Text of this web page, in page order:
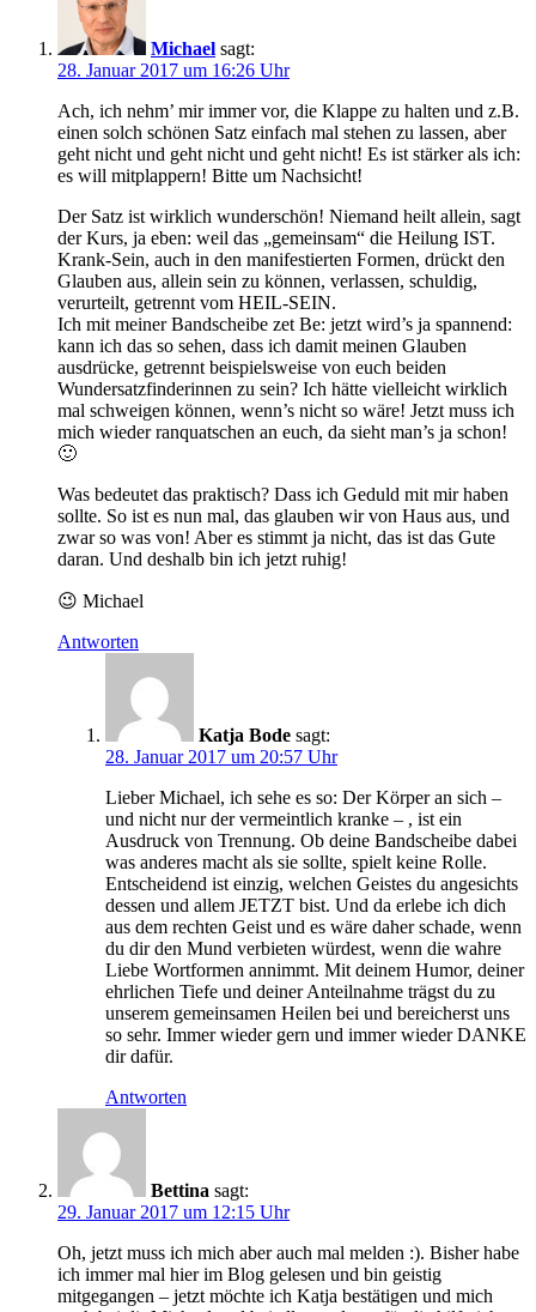
Michael sagt:
28. Januar 2017 um 16:26 Uhr
Ach, ich nehm’ mir immer vor, die Klappe zu halten und z.B.
einen solch schönen Satz einfach mal stehen zu lassen, aber
geht nicht und geht nicht und geht nicht! Es ist stärker als ich:
es will mitplappern! Bitte um Nachsicht!
Der Satz ist wirklich wunderschön! Niemand heilt allein, sagt
der Kurs, ja eben: weil das „gemeinsam“ die Heilung IST.
Krank-Sein, auch in den manifestierten Formen, drückt den
Glauben aus, allein sein zu können, verlassen, schuldig,
verurteilt, getrennt vom HEIL-SEIN.
Ich mit meiner Bandscheibe zet Be: jetzt wird’s ja spannend:
kann ich das so sehen, dass ich damit meinen Glauben
ausdrücke, getrennt beispielsweise von euch beiden
Wundersatzfinderinnen zu sein? Ich hätte vielleicht wirklich
mal schweigen können, wenn’s nicht so wäre! Jetzt muss ich
mich wieder ranquatschen an euch, da sieht man’s ja schon!
🙂
Was bedeutet das praktisch? Dass ich Geduld mit mir haben
sollte. So ist es nun mal, das glauben wir von Haus aus, und
zwar so was von! Aber es stimmt ja nicht, das ist das Gute
daran. Und deshalb bin ich jetzt ruhig!
😉 Michael
Antworten
Katja Bode sagt:
28. Januar 2017 um 20:57 Uhr
Lieber Michael, ich sehe es so: Der Körper an sich –
und nicht nur der vermeintlich kranke – , ist ein
Ausdruck von Trennung. Ob deine Bandscheibe dabei
was anderes macht als sie sollte, spielt keine Rolle.
Entscheidend ist einzig, welchen Geistes du angesichts
dessen und allem JETZT bist. Und da erlebe ich dich
aus dem rechten Geist und es wäre daher schade, wenn
du dir den Mund verbieten würdest, wenn die wahre
Liebe Wortformen annimmt. Mit deinem Humor, deiner
ehrlichen Tiefe und deiner Anteilnahme trägst du zu
unserem gemeinsamen Heilen bei und bereicherst uns
so sehr. Immer wieder gern und immer wieder DANKE
dir dafür.
Antworten
Bettina sagt:
29. Januar 2017 um 12:15 Uhr
Oh, jetzt muss ich mich aber auch mal melden :). Bisher habe
ich immer mal hier im Blog gelesen und bin geistig
mitgegangen – jetzt möchte ich Katja bestätigen und mich